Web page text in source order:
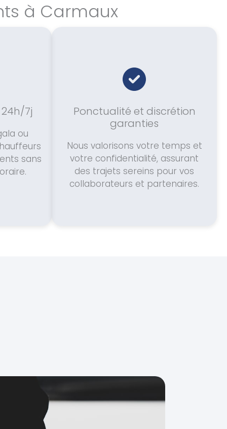
à Carmaux
7j
ou
sans
Ponctualité et discrétion
garanties
Nous valorisons votre temps et
votre confidentialité, assurant
des trajets sereins pour vos
collaborateurs et partenaires.